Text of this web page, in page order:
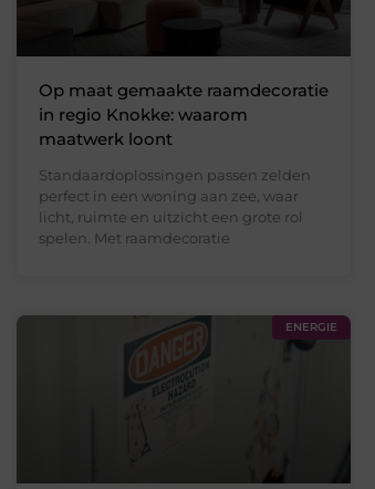
Op maat gemaakte raamdecoratie
in regio Knokke: waarom
maatwerk loont
Standaardoplossingen passen zelden
perfect in een woning aan zee, waar
licht, ruimte en uitzicht een grote rol
spelen. Met raamdecoratie
ENERGIE